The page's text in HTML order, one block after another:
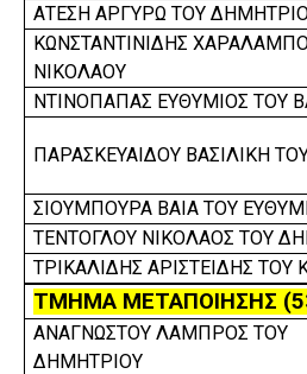
ΑΤΕΣΗ ΑΡΓΥΡΩ ΤΟΥ
ΚΩΝΣΤΑΝΤΙΝΙΔΗΣ
ΝΙΚΟΛΑΟΥ
ΝΤΙΝΟΠΑΠΑΣ ΕΥΘΥΜΙΟΣ ΤΟΥ
ΠΑΡΑΣΚΕΥΑΙΔΟΥ ΒΑΣΙΛΙΚΗ
ΣΙΟΥΜΠΟΥΡΑ ΒΑΙΑ ΤΟΥ
ΤΕΝΤΟΓΛΟΥ ΝΙΚΟΛΑΟΣ ΤΟΥ
ΤΡΙΚΑΛΙΔΗΣ ΑΡΙΣΤΕΙΔΗΣ ΤΟΥ
ΤΜΗΜΑ ΜΕΤΑΠΟΙΗΣΗΣ
ΑΝΑΓΝΩΣΤΟΥ ΛΑΜΠΡΟΣ ΤΟΥ
ΔΗΜΗΤΡΙΟΥ